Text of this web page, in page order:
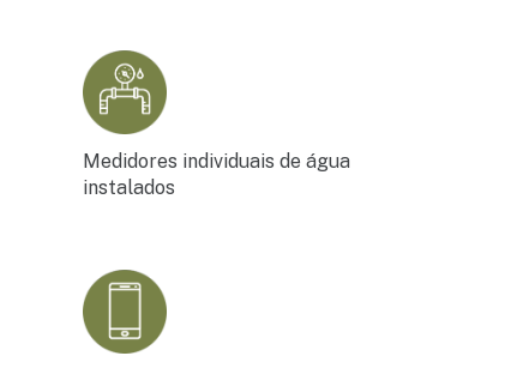
Medidores individuais de água
instalados